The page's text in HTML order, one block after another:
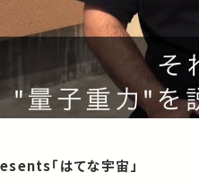
「はてな宇宙」